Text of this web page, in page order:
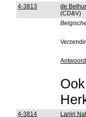
4-3813
de
(CD&V)
Antwoord
4-3814 Lanjri